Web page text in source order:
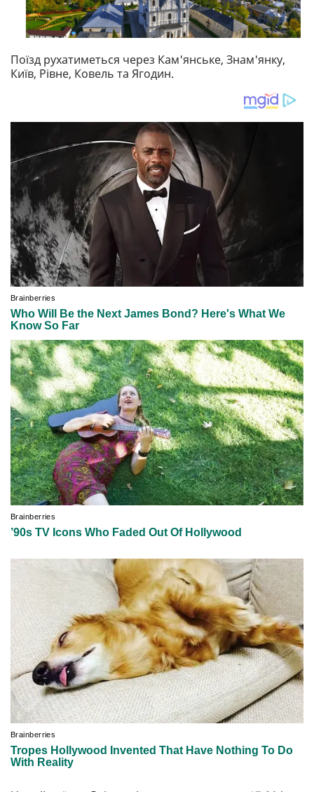
Поїзд рухатиметься через Кам'янське, Знам'янку,
Київ, Рівне, Ковель та Ягодин.